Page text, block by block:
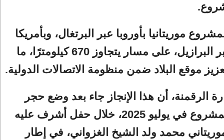
موريتانيا بأوروبا عبر البرتغال، وبأمريكا
الجنوبية عبر البرازيل، على مسار يتجاوز 670 كيلومترًا، ما
موقع البلاد ضمن منظومة الاتصالات الدولية.
الرقمنة، أن هذا الإنجاز جاء بعد وضع حجر
الأساس للمشروع في يوليو 2025، خلال حفل أشرف عليه
محمد ولد الشيخ الغزواني، في إطار